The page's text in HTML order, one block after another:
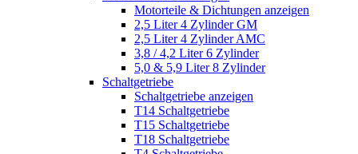
Motorteile & Dichtungen anzeigen
2,5 Liter 4 Zylinder GM
2,5 Liter 4 Zylinder AMC
3,8 / 4,2 Liter 6 Zylinder
5,0 & 5,9 Liter 8 Zylinder
Schaltgetriebe
Schaltgetriebe anzeigen
T14 Schaltgetriebe
T15 Schaltgetriebe
T18 Schaltgetriebe